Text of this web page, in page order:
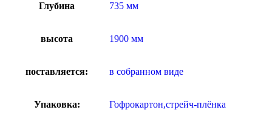
Глубина 735 мм
высота 1900 мм
поставляется: в собранном виде
Упаковка: Гофрокартон,стрейч-плёнка